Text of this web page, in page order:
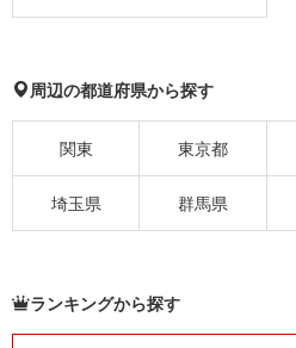
周辺の都道府県から探す
関東 東京都
埼玉県 群馬県
ランキングから探す